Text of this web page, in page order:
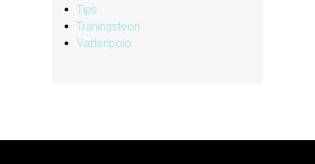
Tips
Träningsteori
Vattenpolo